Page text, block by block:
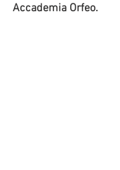
Accademia Orfeo.